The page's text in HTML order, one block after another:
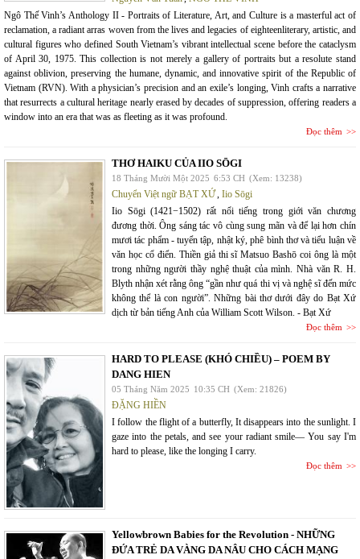
Ngô Thế Vinh’s Anthology II - Portraits of Literature, Art, and Culture is a masterful act of
reclamation, a radiant arras woven from the lives and legacies of eighteenliterary, artistic, and
cultural figures who defined South Vietnam’s vibrant intellectual scene before the cataclysm
of April 30, 1975. This collection is not merely a gallery of portraits but a resolute stand
against oblivion, preserving the humane, dynamic, and innovative spirit of the Republic of
Vietnam (RVN). With a physician’s precision and an exile’s longing, Vinh crafts a narrative
that resurrects a cultural heritage nearly erased by decades of suppression, offering readers a
window into an era that was as fleeting as it was profound.
Đọc thêm
THƠ HAIKU CỦA IIO SŌGI
18 Tháng Mười Một 2025 6:53 CH (Xem: 13238)
Chuyển Việt ngữ BẠT XỨ, Iio Sōgi
Iio Sōgi (1421−1502) rất nổi tiếng trong giới văn chương
đương thời. Ông sáng tác vô cùng sung mãn và để lại hơn chín
mươi tác phẩm - tuyển tập, nhật ký, phê bình thơ và tiểu luận về
văn học cổ điển. Thiền giả thi sĩ Matsuo Bashō coi ông là một
trong những người thầy nghệ thuật của mình. Nhà văn R. H.
Blyth nhận xét rằng ông “gần như quá thi vị và nghệ sĩ đến mức
không thể là con người”. Những bài thơ dưới đây do Bạt Xứ
dịch từ bản tiếng Anh của William Scott Wilson. - Bạt Xứ
Đọc thêm
HARD TO PLEASE (KHÓ CHIỀU) – POEM BY
DANG HIEN
05 Tháng Năm 2025 10:35 CH (Xem: 21826)
ĐẶNG HIỀN
I follow the flight of a butterfly, It disappears into the sunlight. I
gaze into the petals, and see your radiant smile— You say I'm
hard to please, like the longing I carry.
Đọc thêm
Yellowbrown Babies for the Revolution - NHỮNG
ĐỨA TRẺ DA VÀNG DA NÂU CHO CÁCH MẠNG